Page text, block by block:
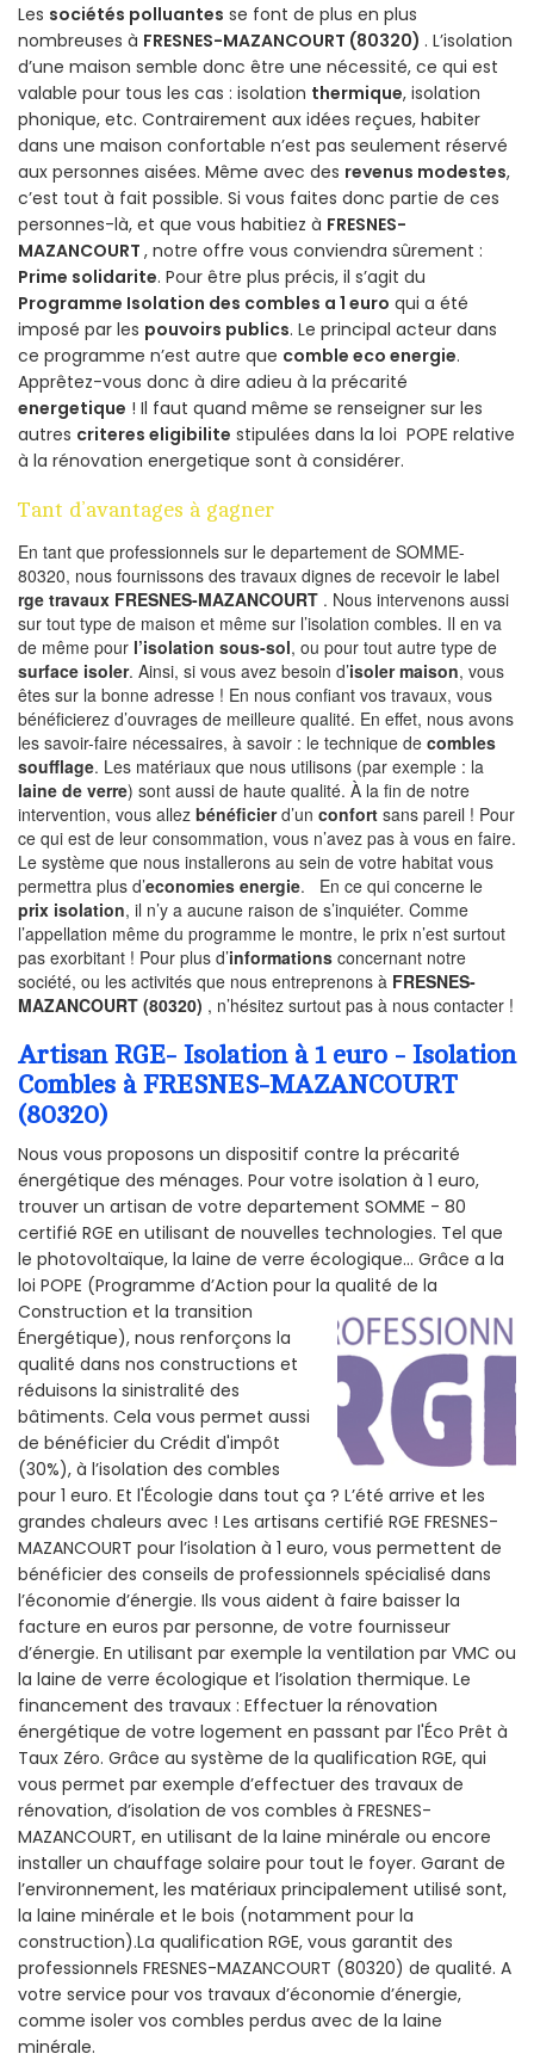
Les sociétés polluantes se font de plus en plus
nombreuses à FRESNES-MAZANCOURT (80320) . L’isolation
d’une maison semble donc être une nécessité, ce qui est
valable pour tous les cas : isolation thermique, isolation
phonique, etc. Contrairement aux idées reçues, habiter
dans une maison confortable n’est pas seulement réservé
aux personnes aisées. Même avec des revenus modestes,
c’est tout à fait possible. Si vous faites donc partie de ces
personnes-là, et que vous habitiez à FRESNES-
MAZANCOURT , notre offre vous conviendra sûrement :
Prime solidarite. Pour être plus précis, il s’agit du
Programme Isolation des combles a 1 euro qui a été
imposé par les pouvoirs publics. Le principal acteur dans
ce programme n’est autre que comble eco energie.
Apprêtez-vous donc à dire adieu à la précarité
energetique ! Il faut quand même se renseigner sur les
autres criteres eligibilite stipulées dans la loi POPE relative
à la rénovation energetique sont à considérer.
Tant d’avantages à gagner
En tant que professionnels sur le departement de SOMME-
80320, nous fournissons des travaux dignes de recevoir le label
rge travaux FRESNES-MAZANCOURT . Nous intervenons aussi
sur tout type de maison et même sur l’isolation combles. Il en va
de même pour l’isolation sous-sol, ou pour tout autre type de
surface isoler. Ainsi, si vous avez besoin d’isoler maison, vous
êtes sur la bonne adresse ! En nous confiant vos travaux, vous
bénéficierez d’ouvrages de meilleure qualité. En effet, nous avons
les savoir-faire nécessaires, à savoir : le technique de combles
soufflage. Les matériaux que nous utilisons (par exemple : la
laine de verre) sont aussi de haute qualité. À la fin de notre
intervention, vous allez bénéficierd’un confort sans pareil ! Pour
ce qui est de leur consommation, vous n’avez pas à vous en faire.
Le système que nous installerons au sein de votre habitat vous
permettra plus d’economies energie. En ce qui concerne le
prix isolation, il n’y a aucune raison de s’inquiéter. Comme
l’appellation même du programme le montre, le prix n’est surtout
pas exorbitant ! Pour plus d’informations concernant notre
société, ou les activités que nous entreprenons à FRESNES-
MAZANCOURT (80320) , n’hésitez surtout pas à nous contacter !
Artisan RGE- Isolation à 1 euro - Isolation
Combles à FRESNES-MAZANCOURT
(80320)
Nous vous proposons un dispositif contre la précarité
énergétique des ménages. Pour votre isolation à 1 euro,
trouver un artisan de votre departement SOMME - 80
certifié RGE en utilisant de nouvelles technologies. Tel que
le photovoltaïque, la laine de verre écologique... Grâce a la
loi POPE (Programme d’Action pour la qualité de la
Construction et la transition
Énergétique), nous renforçons la
qualité dans nos constructions et
réduisons la sinistralité des
bâtiments. Cela vous permet aussi
de bénéficier du Crédit d'impôt
(30%), à l’isolation des combles
pour 1 euro. Et l'Écologie dans tout ça ? L’été arrive et les
grandes chaleurs avec ! Les artisans certifié RGE FRESNES-
MAZANCOURT pour l’isolation à 1 euro, vous permettent de
bénéficier des conseils de professionnels spécialisé dans
l’économie d’énergie. Ils vous aident à faire baisser la
facture en euros par personne, de votre fournisseur
d’énergie. En utilisant par exemple la ventilation par VMC ou
la laine de verre écologique et l’isolation thermique. Le
financement des travaux : Effectuer la rénovation
énergétique de votre logement en passant par l'Éco Prêt à
Taux Zéro. Grâce au système de la qualification RGE, qui
vous permet par exemple d’effectuer des travaux de
rénovation, d’isolation de vos combles à FRESNES-
MAZANCOURT, en utilisant de la laine minérale ou encore
installer un chauffage solaire pour tout le foyer. Garant de
l’environnement, les matériaux principalement utilisé sont,
la laine minérale et le bois (notamment pour la
construction).La qualification RGE, vous garantit des
professionnels FRESNES-MAZANCOURT (80320) de qualité. A
votre service pour vos travaux d’économie d’énergie,
comme isoler vos combles perdus avec de la laine
minérale.